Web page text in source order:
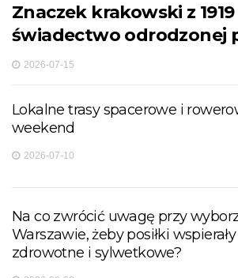
Znaczek krakowski z
świadectwo odrodzonej
2026-07-15
Lokalne trasy spacerowe i
weekend
2026-07-10
Na co zwrócić uwagę przy
Warszawie, żeby posiłki
zdrowotne i sylwetkowe?